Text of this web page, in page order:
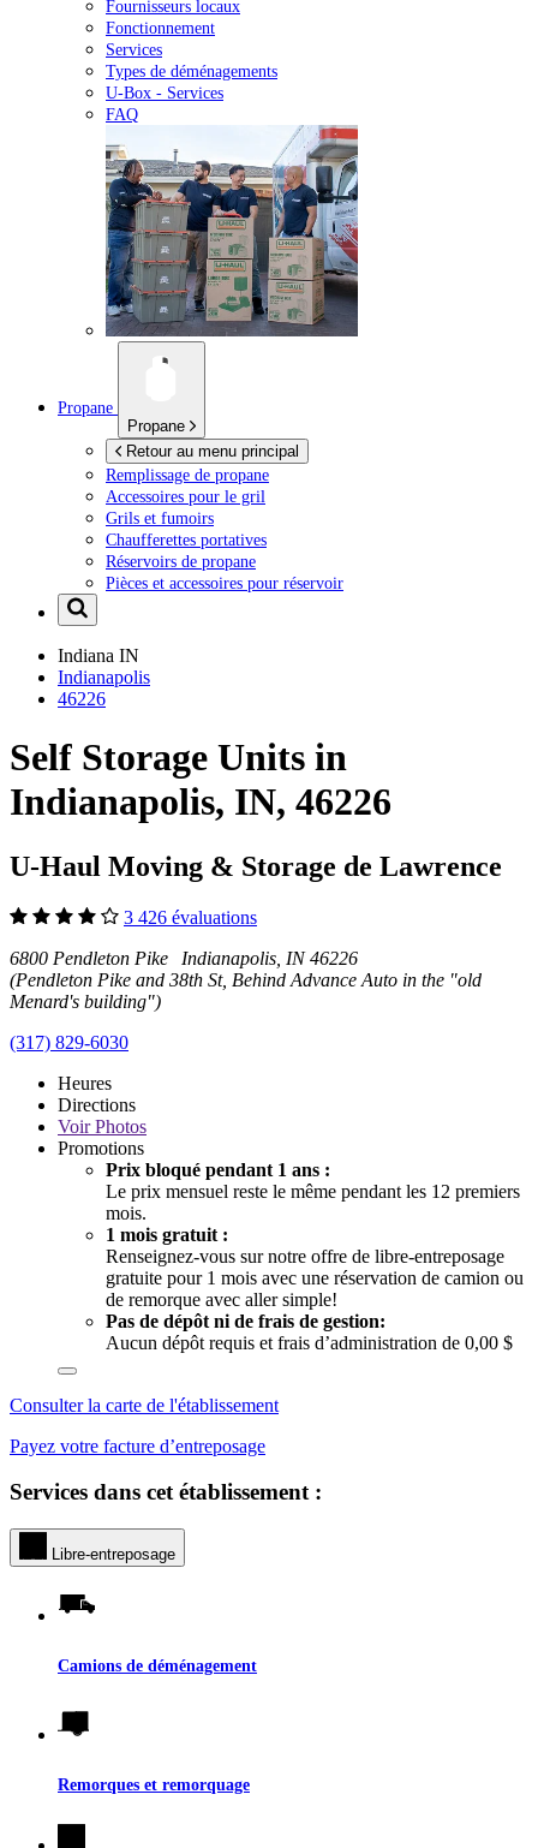
Fournisseurs locaux
Fonctionnement
Services
Types de déménagements
U-Box - Services
FAQ
Propane
Propane
Retour au menu principal
Remplissage de propane
Accessoires pour le gril
Grils et fumoirs
Chaufferettes portatives
Réservoirs de propane
Pièces et accessoires pour réservoir
Indiana IN
Indianapolis
46226
Self Storage Units in
Indianapolis, IN, 46226
U-Haul Moving & Storage de Lawrence
3 426 évaluations
6800 Pendleton Pike Indianapolis, IN 46226
(Pendleton Pike and 38th St, Behind Advance Auto in the "old
Menard's building")
(317) 829-6030
Heures
Directions
VoirPhotos
Promotions
Prix bloqué pendant 1 ans :
Le prix mensuel reste le même pendant les 12 premiers
mois.
1 mois gratuit :
Renseignez-vous sur notre offre de libre-entreposage
gratuite pour 1 mois avec une réservation de camion ou
de remorque avec aller simple!
Pas de dépôt ni de frais de gestion:
Aucun dépôt requis et frais d’administration de 0,00 $
Consulter la carte de l'établissement
Payez votre facture d’entreposage
Services dans cet établissement :
Libre-entreposage
Camions de déménagement
Remorques et remorquage